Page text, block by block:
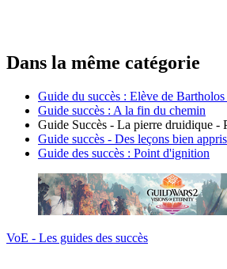
Dans la même catégorie
Guide du succès : Elève de
Guide succès : A la fin du chemin
Guide Succès - La pierre druidique -
Guide succès - Des leçons bien
Guide des succès : Point d'ignition
VoE - Les guides des succès